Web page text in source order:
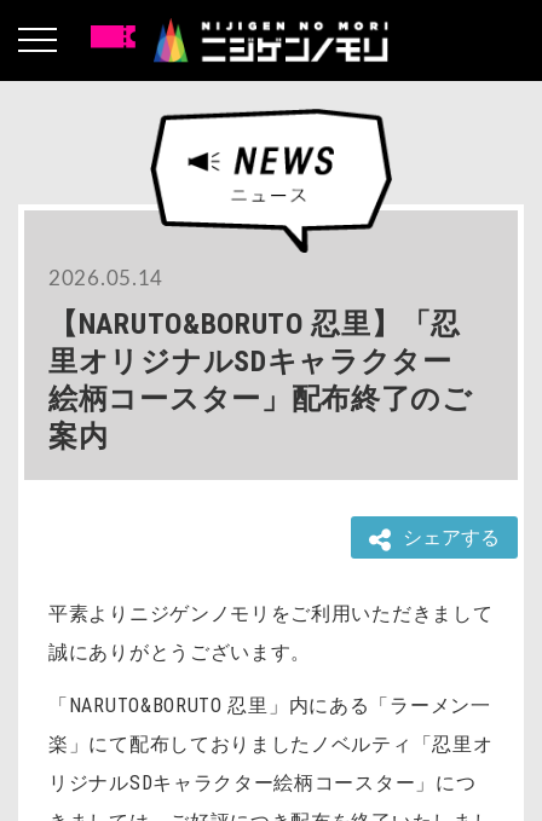
2026.05.14
【NARUTO&BORUTO 忍里】「忍
里オリジナルSDキャラクター
絵柄コースター」配布終了のご
案内
シェアする
平素よりニジゲンノモリをご利用いただきまして
誠にありがとうございます。
「NARUTO&BORUTO 忍里」内にある「ラーメン一
楽」にて配布しておりましたノベルティ「忍里オ
リジナルSDキャラクター絵柄コースター」につ